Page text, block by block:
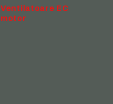
Ventilatoare EC
motor